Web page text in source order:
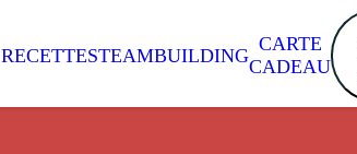
RECETTESTEAMBUILDING
CARTE
CADEAU